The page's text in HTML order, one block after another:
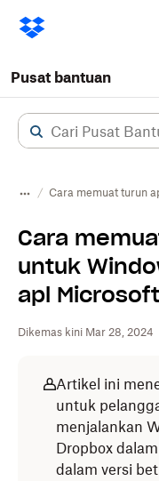
Pusat bantuan
Cara memuat turun
Cara
untuk
apl Microsoft
Dikemas kini Mar 28, 2024
Artikel ini
untuk
menjalankan
Dropbox
dalam versi